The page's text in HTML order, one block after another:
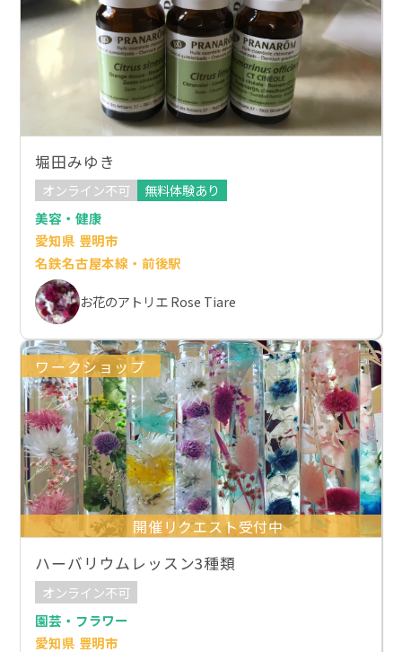
堀田みゆき
オンライン不可
無料体験あり
美容・健康
愛知県 豊明市
名鉄名古屋本線・前後駅
お花のアトリエ Rose Tiare
ワークショップ
開催リクエスト受付中
ハーバリウムレッスン3種類
オンライン不可
園芸・フラワー
愛知県 豊明市